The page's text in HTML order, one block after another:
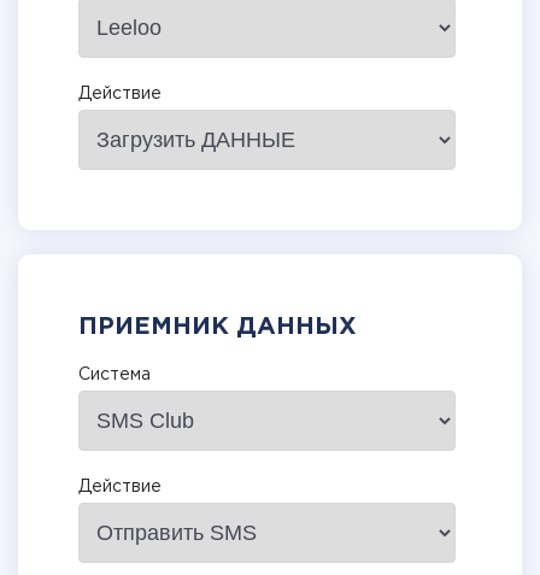
Действие
ПРИЕМНИК ДАННЫХ
Система
Действие